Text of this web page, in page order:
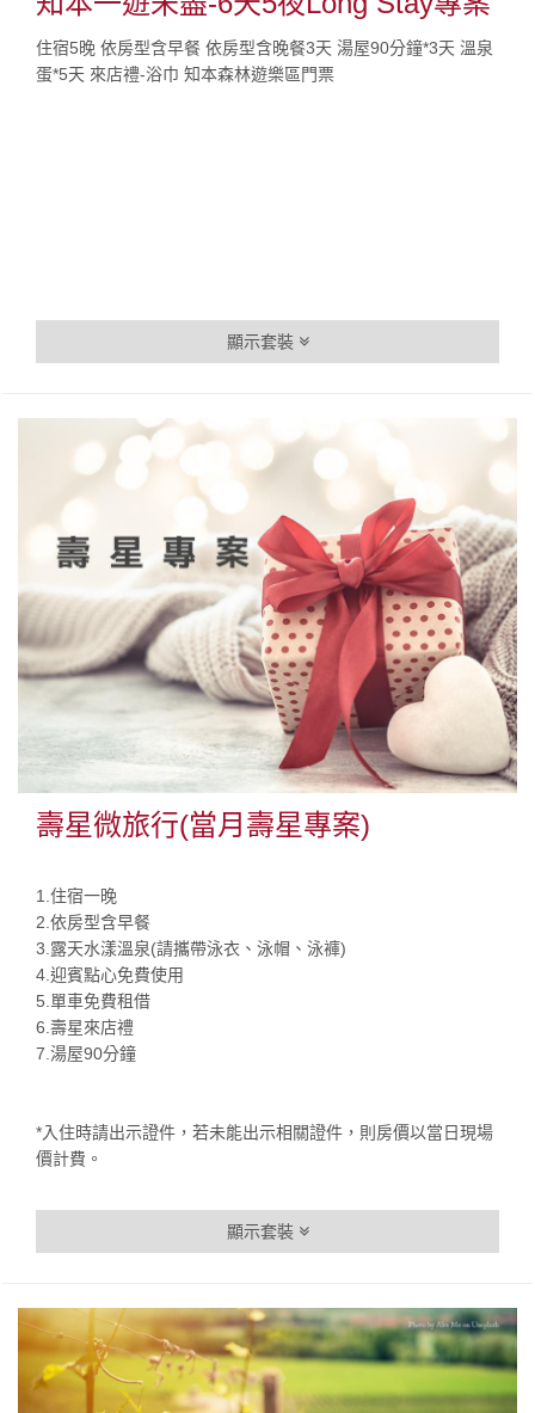
住宿5晚 依房型含早餐 依房型含晚餐3天 湯屋90分鐘*3天 溫泉
蛋*5天 來店禮-浴巾 知本森林遊樂區門票
顯示套裝
壽星微旅行(當月壽星專案)
1.住宿一晚
2.依房型含早餐
3.露天水漾溫泉(請攜帶泳衣、泳帽、泳褲)
4.迎賓點心免費使用
​5.單車免費租借
6.壽星來店禮
7.湯屋90分鐘
*入住時請出示證件，若未能出示相關證件，則房價以當日現場
價計費。
顯示套裝